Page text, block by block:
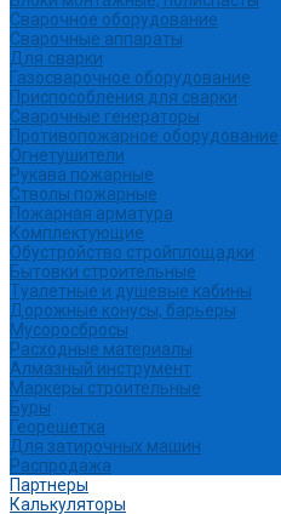
Сварочное оборудование
Сварочные аппараты
Для сварки
Газосварочное оборудование
Приспособления для сварки
Сварочные генераторы
Противопожарное оборудование
Огнетушители
Рукава пожарные
Стволы пожарные
Пожарная арматура
Комплектующие
Обустройство стройплощадки
Бытовки строительные
Туалетные и душевые кабины
Дорожные конусы, барьеры
Мусоросбросы
Расходные материалы
Алмазный инструмент
Маркеры строительные
Буры
Георешетка
Для затирочных машин
Распродажа
Партнеры
Калькуляторы